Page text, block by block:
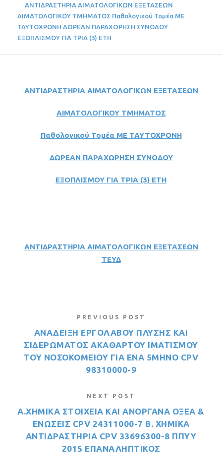
ΑΝΤΙΔΡΑΣΤΗΡΙΑ ΑΙΜΑΤΟΛΟΓΙΚΩΝ ΕΞΕΤΑΣΕΩΝ
ΑΙΜΑΤΟΛΟΓΙΚΟΥ ΤΜΗΜΑΤΟΣ Παθολογικού Τομέα ΜΕ
ΤΑΥΤΟΧΡΟΝΗ ΔΩΡΕΑΝ ΠΑΡΑΧΩΡΗΣΗ ΣΥΝΟΔΟΥ
ΕΞΟΠΛΙΣΜΟΥ ΓΙΑ ΤΡΙΑ (3) ΕΤΗ
ΑΝΤΙΔΡΑΣΤΗΡΙΑ ΑΙΜΑΤΟΛΟΓΙΚΩΝ ΕΞΕΤΑΣΕΩΝ
ΑΙΜΑΤΟΛΟΓΙΚΟΥ ΤΜΗΜΑΤΟΣ
Παθολογικού Τομέα ΜΕ ΤΑΥΤΟΧΡΟΝΗ
ΔΩΡΕΑΝ ΠΑΡΑΧΩΡΗΣΗ ΣΥΝΟΔΟΥ
ΕΞΟΠΛΙΣΜΟΥ ΓΙΑ ΤΡΙΑ (3) ΕΤΗ
ΑΝΤΙΔΡΑΣΤΗΡΙΑ ΑΙΜΑΤΟΛΟΓΙΚΩΝ ΕΞΕΤΑΣΕΩΝ
ΤΕΥΔ
PREVIOUS POST
ΑΝΑΔΕΙΞΗ ΕΡΓΟΛΑΒΟΥ ΠΛΥΣΗΣ ΚΑΙ
ΣΙΔΕΡΩΜΑΤΟΣ ΑΚΑΘΑΡΤΟΥ ΙΜΑΤΙΣΜΟΥ
ΤΟΥ ΝΟΣΟΚΟΜΕΙΟΥ ΓΙΑ ΕΝΑ 5ΜΗΝΟ CPV
98310000-9
NEXT POST
Α.ΧΗΜΙΚΑ ΣΤΟΙΧΕΙΑ ΚΑΙ ΑΝΟΡΓΑΝΑ ΟΞΕΑ &
ΕΝΩΣΕΙΣ CPV 24311000-7 Β. ΧΗΜΙΚΑ
ΑΝΤΙΔΡΑΣΤΗΡΙΑ CPV 33696300-8 ΠΠΥΥ
2015 ΕΠΑΝΑΛΗΠΤΙΚΟΣ